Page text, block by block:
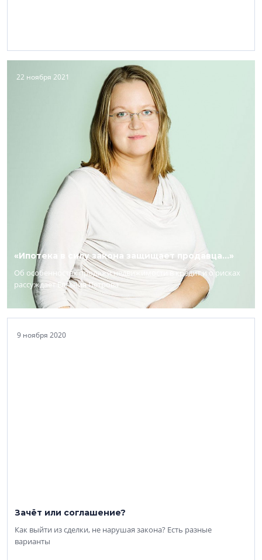
22 ноября 2021
«Ипотека в силу закона защищает продавца...»
Об особенностях продажи недвижимости в кредит и о рисках
рассуждает Евгения Петрова
9 ноября 2020
Зачёт или соглашение?
Как выйти из сделки, не нарушая закона? Есть разные
варианты